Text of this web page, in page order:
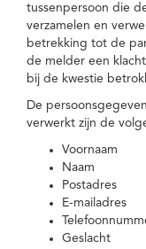
tussenpersoon die
verzamelen en
betrekking tot de
de melder een
bij de kwestie
De
verwerkt zijn de
Voornaam
Naam
Postadres
E-mailadres
Geslacht